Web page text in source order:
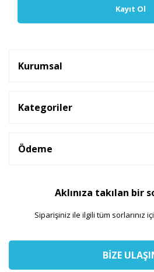
Kayıt Ol
Kurumsal
Kategoriler
Ödeme
Aklınıza takılan bir
Siparişiniz ile ilgili tüm sorlarınız
BİZE